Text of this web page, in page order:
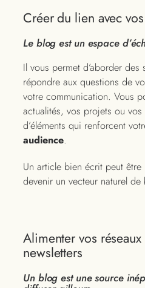
Créer du lien avec
Le blog est un espace
Il vous permet d’aborder
répondre aux questions de
votre communication. Vous
actualités, vos projets ou vos
d’éléments qui renforcent
audience.
Un article bien écrit peut
devenir un vecteur naturel
Alimenter vos
newsletters
Un blog est une source